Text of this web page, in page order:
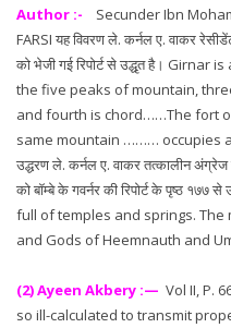
Author :- Secunder Ibn
FARSI यह विवरण ले. कर्नल ए. वाकर रेसीडेंट
को भेजी गई रिपोर्ट से उद्धृत है।
the five peaks of mountain,
and fourth is chord……The fort
same mountain ……… occupies
उद्धरण ले. कर्नल ए. वाकर तत्कालीन अंग्रेज
को बॉम्बे के गवर्नर की रिपोर्ट के पृष्ठ
full of temples and springs.
and Gods of Heemnauth and
(2) Ayeen Akbery :— Vol II, P.
so ill-calculated to transmit